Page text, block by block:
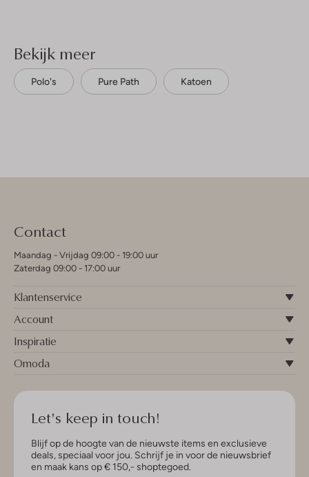
Bekijk meer
Polo's Pure Path Katoen
Contact
Maandag - Vrijdag 09:00 - 19:00 uur
Zaterdag 09:00 - 17:00 uur
Klantenservice
Account
Inspiratie
Omoda
Let's keep in touch!
Blijf op de hoogte van de nieuwste items en exclusieve
deals, speciaal voor jou. Schrijf je in voor de nieuwsbrief
en maak kans op € 150,- shoptegoed.